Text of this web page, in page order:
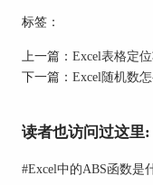
部”，然后在下面
择“STDEVP”，
标签：
上一篇： Excel表格定
下一篇： Excel随机数
读者也访问过这里:
#Excel中的ABS函数是